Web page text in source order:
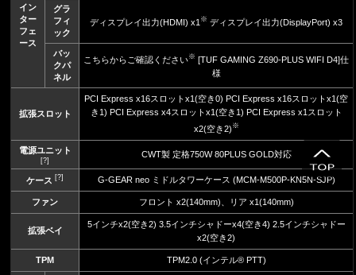
イン
ター
フェ
ース
グラ
フィ
ック
ディスプレイ出力(HDMI) x1 ※ ディスプレイ出力(DisplayPort) x3
バッ
クパ
ネル
こちらからご確認ください※ [TUF GAMING Z690-PLUS WIFI D4]仕
様
拡張スロット
PCI Express x16スロットx1(空き0) PCI Express x16スロットx1(空
き1) PCI Express x4スロットx1(空き1) PCI Express x1スロット
x2(空き2) ※
電源ユニット
[?]
CWT製 定格750W 80PLUS GOLD対応
ケース [?] G-GEAR neo ミドルタワーケース (MCM-M500P-KN5N-SJP)
ファン フロント x2(140mm)、リア x1(140mm)
拡張ベイ
5インチx2(空き2) 3.5インチシャドーx4(空き4) 2.5インチシャドー
x2(空き2)
TPM TPM2.0 (インテル® PTT)